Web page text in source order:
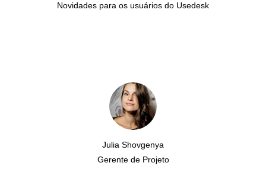
Novidades para os usuários do Usedesk
Julia Shovgenya
Gerente de Projeto